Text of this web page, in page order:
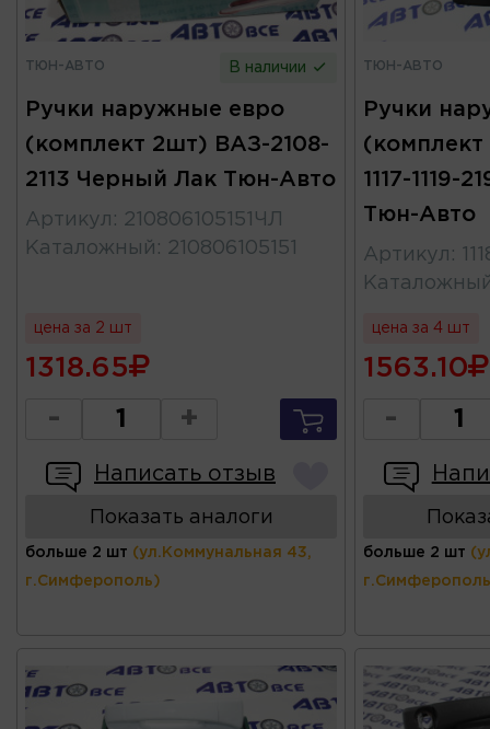
ТЮН-АВТО В наличии
Ручки наружные евро
(комплект 2шт) ВАЗ-2108-
2113 Черный Лак Тюн-Авто
Артикул : 210806105151ЧЛ
Каталожный : 210806105151
цена за 2 шт
1318.65
- +
Написать отзыв
Показать аналоги
больше 2 шт (ул.Коммунальная 43,
г.Симферополь)
ТЮН-АВТО
Ручки
(комплект
1117-1119-
Тюн-Авто
Артикул :
цена за 4 шт
1563.10
-
больше 2 шт